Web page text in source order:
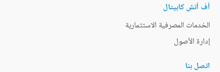
أف أتش كابيتال
الخدمات المصرفية الاستثمارية
إدارة الأصول
اتصل بنا